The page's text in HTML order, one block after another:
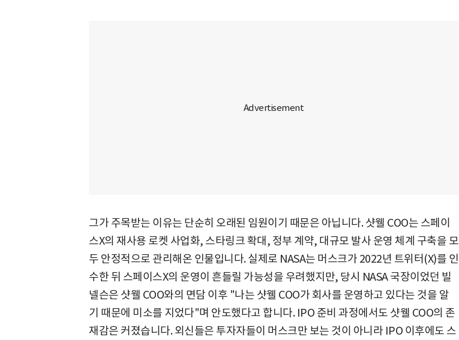
그가 주목받는 이유는 단순히 오래된 임원이기 때문은 아닙니다. 샷웰 COO는 스페이
스X의 재사용 로켓 사업화, 스타링크 확대, 정부 계약, 대규모 발사 운영 체계 구축을 모
두 안정적으로 관리해온 인물입니다. 실제로 NASA는 머스크가 2022년 트위터(X)를 인
수한 뒤 스페이스X의 운영이 흔들릴 가능성을 우려했지만, 당시 NASA 국장이었던 빌
넬슨은 샷웰 COO와의 면담 이후 "나는 샷웰 COO가 회사를 운영하고 있다는 것을 알
기 때문에 미소를 지었다"며 안도했다고 합니다. IPO 준비 과정에서도 샷웰 COO의 존
재감은 커졌습니다. 외신들은 투자자들이 머스크만 보는 것이 아니라 IPO 이후에도 스